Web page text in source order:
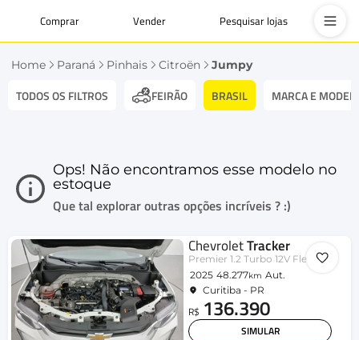
Comprar Vender Pesquisar lojas
Home Paraná Pinhais Citroën Jumpy
TODOS OS FILTROS FEIRÃO BRASIL MARCA E
Ops! Não encontramos esse modelo no
estoque
Que tal explorar outras opções incríveis ? :)
ChevroletTracker
Premier 1.2 Turbo 12V Flex Aut.
2025 48.277km Aut.
Curitiba - PR
R$ 136.390
SIMULAR